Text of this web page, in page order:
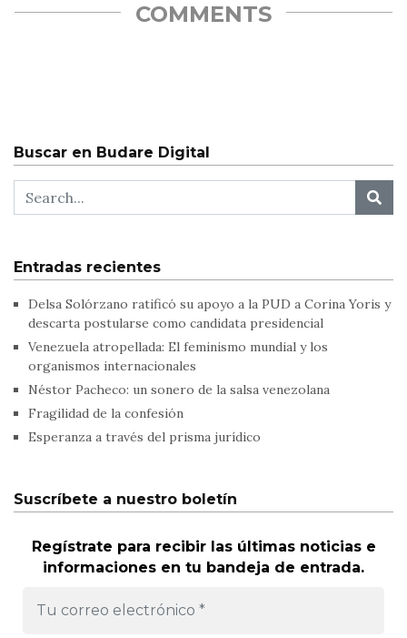
COMMENTS
Buscar en Budare Digital
Entradas recientes
Delsa Solórzano ratificó su apoyo a la PUD a Corina Yoris y
descarta postularse como candidata presidencial
Venezuela atropellada: El feminismo mundial y los
organismos internacionales
Néstor Pacheco: un sonero de la salsa venezolana
Fragilidad de la confesión
Esperanza a través del prisma jurídico
Suscríbete a nuestro boletín
Regístrate para recibir las últimas noticias e
informaciones en tu bandeja de entrada.